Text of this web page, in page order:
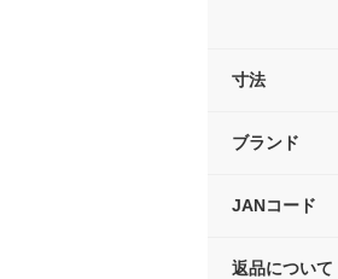
寸法
ブランド
JANコード
返品について